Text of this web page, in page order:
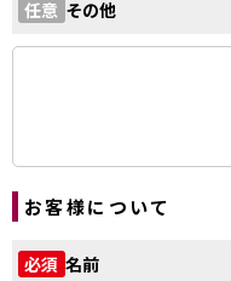
任意 その他
お客様について
必須 名前